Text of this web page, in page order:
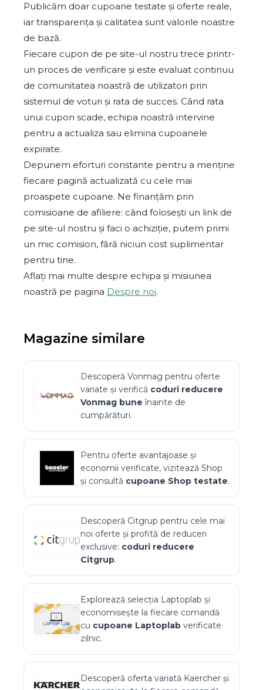
Publicăm doar cupoane testate și oferte reale,
iar transparența și calitatea sunt valorile noastre
de bază.
Fiecare cupon de pe site-ul nostru trece printr-
un proces de verificare și este evaluat continuu
de comunitatea noastră de utilizatori prin
sistemul de voturi și rata de succes. Când rata
unui cupon scade, echipa noastră intervine
pentru a actualiza sau elimina cupoanele
expirate.
Depunem eforturi constante pentru a menține
fiecare pagină actualizată cu cele mai
proaspete cupoane. Ne finanțăm prin
comisioane de afiliere: când folosești un link de
pe site-ul nostru și faci o achiziție, putem primi
un mic comision, fără niciun cost suplimentar
pentru tine.
Aflați mai multe despre echipa și misiunea
noastră pe pagina Despre noi.
Magazine similare
Descoperă Vonmag pentru oferte
variate și verifică coduri reducere
Vonmag bune înainte de
cumpărături.
Pentru oferte avantajoase și
economii verificate, vizitează Shop
și consultă cupoane Shop testate.
Descoperă Citgrup pentru cele mai
noi oferte și profită de reduceri
exclusive: coduri reducere
Citgrup.
Explorează selecția Laptoplab și
economisește la fiecare comandă
cu cupoane Laptoplab verificate
zilnic.
Descoperă oferta variată Kaercher și